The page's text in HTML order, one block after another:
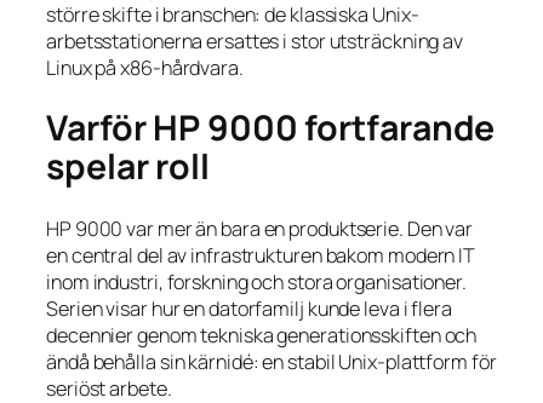
större skifte i branschen: de klassiska Unix-
arbetsstationerna ersattes i stor utsträckning av
Linux på x86-hårdvara.
Varför HP 9000 fortfarande
spelar roll
HP 9000 var mer än bara en produktserie. Den var
en central del av infrastrukturen bakom modern IT
inom industri, forskning och stora organisationer.
Serien visar hur en datorfamilj kunde leva i flera
decennier genom tekniska generationsskiften och
ändå behålla sin kärnidé: en stabil Unix-plattform för
seriöst arbete.